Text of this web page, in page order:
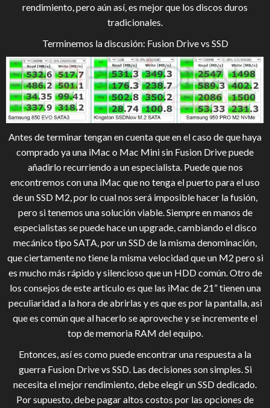
rendimiento, pero aún así, es mejor que los discos duros
tradicionales.
Terminemos la discusión: Fusion Drive vs SSD
Antes de terminar tengan en cuenta que en el caso de que haya
comprado ya una iMac o Mac Mini sin Fusion Drive puede
añadirlo recurriendo a un especialista. Puede que nos
encontremos con una iMac que no tenga el puerto para el uso
de un SSD M2, por lo cual nos será imposible hacer la fusión,
pero si tenemos una solución viable. Siempre en manos de
especialistas se puede hace un upgrade, cambiando el disco
mecánico tipo SATA, por un SSD de la misma denominación,
que ciertamente no tiene la misma velocidad que un M2 pero si
es mucho más rápido y silencioso que un HDD común. Otro de
los consejos de este articulo es que las iMac de 21” tienen una
peculiaridad a la hora de abrirlas y es que es por la pantalla, asi
que es común que al hacerlo se aproveche y se incremente el
top de memoria RAM del equipo.
Entonces, así es como puede encontrar una respuesta a la
guerra Fusion Drive vs SSD. Las decisiones son simples. Si
necesita el mejor rendimiento, debe elegir un SSD dedicado.
Por supuesto, debe pagar altos costos por las opciones de